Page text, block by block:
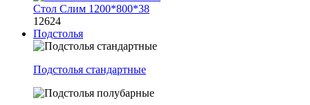
Стол Слим 1200*800*38
12624
Подстолья
Подстолья стандартные